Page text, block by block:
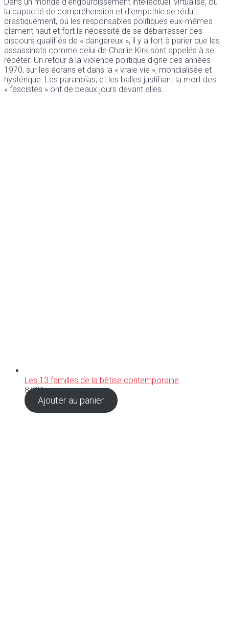
Dans un monde d’engourdissement intellectuel, virtualisé, où
la capacité de compréhension et d’empathie se réduit
drastiquement, où les responsables politiques eux-mêmes
clament haut et fort la nécessité de se débarrasser des
discours qualifiés de « dangereux », il y a fort à parier que les
assassinats comme celui de Charlie Kirk sont appelés à se
répéter. Un retour à la violence politique digne des années
1970, sur les écrans et dans la « vraie vie », mondialisée et
hystérique. Les paranoïas, et les balles justifiant la mort des
« fascistes » ont de beaux jours devant elles…
Les 13 familles de la bêtise contemporaine
8,90€
Ajouter au panier